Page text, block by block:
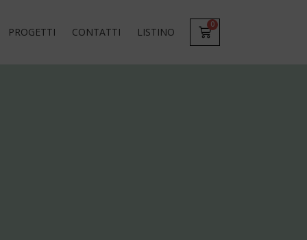
PROGETTI CONTATTI LISTINO
0